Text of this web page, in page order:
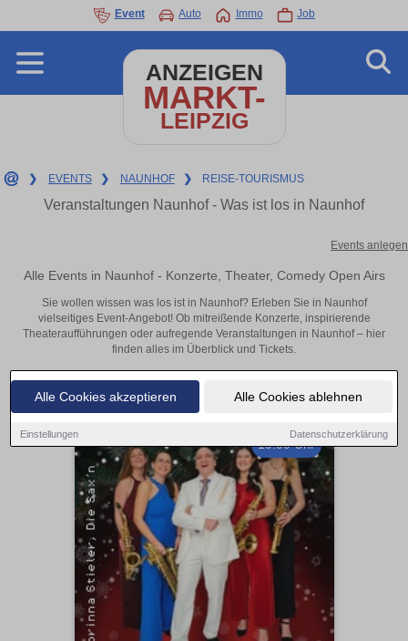
Alle Cookies akzeptieren Alle Cookies ablehnen
Einstellungen Datenschutzerklärung
Event Auto Immo Job
ANZEIGEN
MARKT-
LEIPZIG
❯ EVENTS ❯ NAUNHOF ❯ REISE-TOURISMUS
Veranstaltungen Naunhof - Was ist los in Naunhof
Events anlegen
Alle Events in Naunhof - Konzerte, Theater, Comedy Open Airs
Sie wollen wissen was los ist in Naunhof? Erleben Sie in Naunhof
vielseitiges Event-Angebot! Ob mitreißende Konzerte, inspirierende
Theateraufführungen oder aufregende Veranstaltungen in Naunhof – hier
finden alles im Überblick und Tickets.
19:00 Uhr